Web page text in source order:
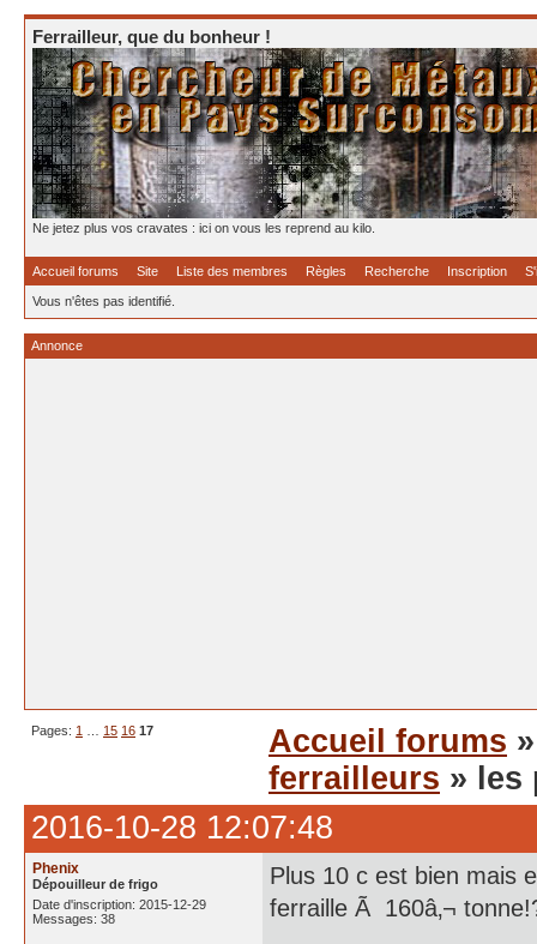
Ferrailleur, que du bonheur !
Ne jetez plus vos cravates : ici on vous les reprend au kilo.
Accueil forums Site Liste des membres Règles Recherche Inscription
Vous n'êtes pas identifié.
Annonce
Pages: 1 15 16 17 Accueil forums
ferrailleurs » les
2016-10-28 12:07:48
Phenix
Dépouilleur de frigo
Date d'inscription: 2015-12-29
Messages: 38
Plus 10 c est bien mais
ferraille Ã 160â‚¬